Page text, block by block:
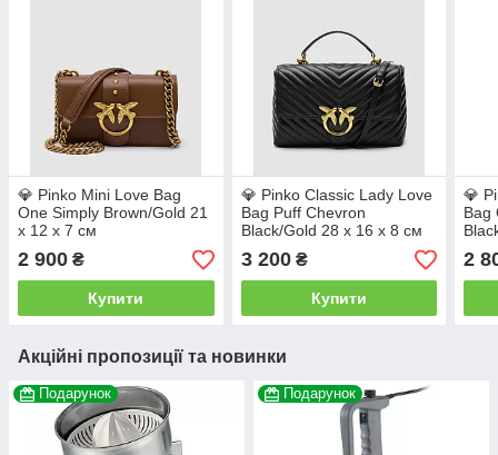
💎 Pinko Mini Love Bag
One Simply Brown/Gold 21
х 12 х 7 см
2 900 ₴
Купити
💎 Pinko Classic Lady Love
Bag Puff Chevron
Black/Gold 28 х 16 х 8 см
3 200₴
Купити
💎
Bag
2
Акційні пропозиції та новинки
Подарунок Подарунок